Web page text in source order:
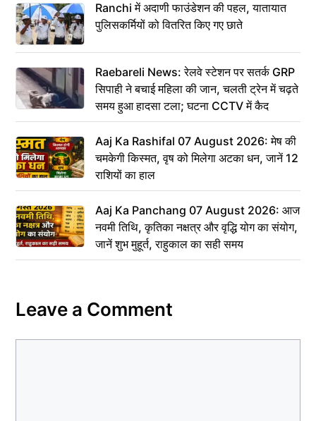
Ranchi में अदाणी फाउंडेशन की पहल, यातायात
पुलिसकर्मियों को वितरित किए गए छाते
Raebareli News: रेलवे स्टेशन पर सतर्क GRP
सिपाही ने बचाई महिला की जान, चलती ट्रेन में चढ़ते
समय हुआ हादसा टला; घटना CCTV में कैद
Aaj Ka Rashifal 07 August 2026: मेष की
चमकेगी किस्मत, वृष को मिलेगा अटका धन, जानें 12
राशियों का हाल
Aaj Ka Panchang 07 August 2026: आज
नवमी तिथि, कृतिका नक्षत्र और वृद्धि योग का संयोग,
जानें शुभ मुहूर्त, राहुकाल का सही समय
Leave a Comment